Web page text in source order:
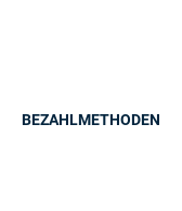
BEZAHLMETHODEN